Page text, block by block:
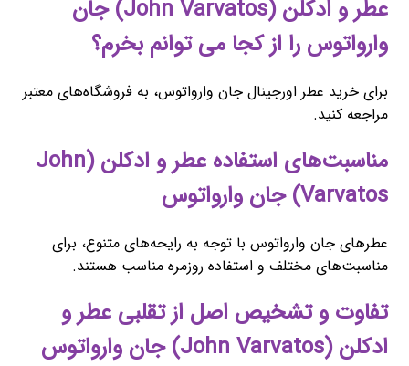
عطر و ادکلن (John Varvatos) جان
وارواتوس را از کجا می توانم بخرم؟
برای خرید عطر اورجینال جان وارواتوس، به فروشگاه‌های معتبر
مراجعه کنید.
مناسبت‌های استفاده عطر و ادکلن (John
Varvatos) جان وارواتوس
عطرهای جان وارواتوس با توجه به رایحه‌های متنوع، برای
مناسبت‌های مختلف و استفاده روزمره مناسب هستند.
تفاوت و تشخیص اصل از تقلبی عطر و
ادکلن (John Varvatos) جان وارواتوس